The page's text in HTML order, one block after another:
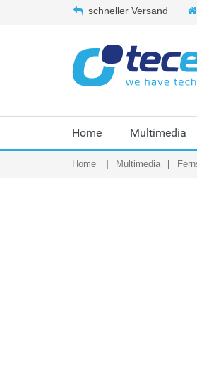
schneller Versand
Home Multimedia
Home Multimedia